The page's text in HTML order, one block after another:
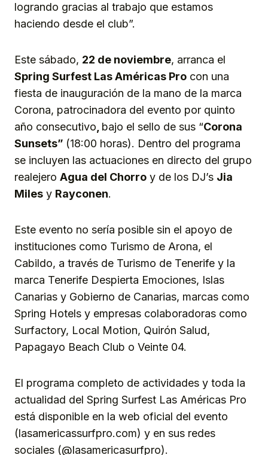
logrando gracias al trabajo que estamos
haciendo desde el club”.
Este sábado, 22 de noviembre, arranca el
Spring Surfest Las Américas Pro con una
fiesta de inauguración de la mano de la marca
Corona, patrocinadora del evento por quinto
año consecutivo, bajo el sello de sus “Corona
Sunsets” (18:00 horas). Dentro del programa
se incluyen las actuaciones en directo del grupo
realejero Agua del Chorro y de los DJ’s Jia
Miles y Rayconen.
Este evento no sería posible sin el apoyo de
instituciones como Turismo de Arona, el
Cabildo, a través de Turismo de Tenerife y la
marca Tenerife Despierta Emociones, Islas
Canarias y Gobierno de Canarias, marcas como
Spring Hotels y empresas colaboradoras como
Surfactory, Local Motion, Quirón Salud,
Papagayo Beach Club o Veinte 04.
El programa completo de actividades y toda la
actualidad del Spring Surfest Las Américas Pro
está disponible en la web oficial del evento
(lasamericassurfpro.com) y en sus redes
sociales (@lasamericasurfpro).